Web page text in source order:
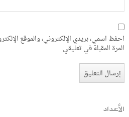
احفظ اسمي، بريدي الإلكتروني، والموقع
المرة المقبلة في تعليقي.
الأعداد